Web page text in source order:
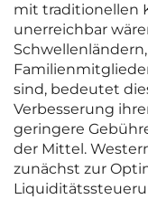
mit traditionellen
unerreichbar
sind, bedeutet
Verbesserung
geringere
der Mittel.
zunächst zur